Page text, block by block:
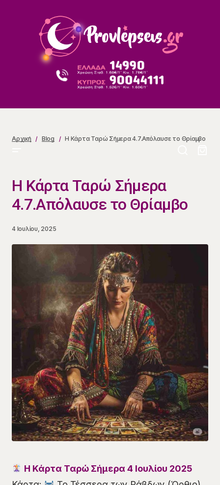
Αρχική Blog Η Κάρτα Ταρώ Σήμερα 4.7.Απόλαυσε το Θρίαμβο
Η Κάρτα Ταρώ Σήμερα
4.7.Απόλαυσε το Θρίαμβο
4 Ιουλίου, 2025
Η Κάρτα Ταρώ Σήμερα 4 Ιουλίου 2025